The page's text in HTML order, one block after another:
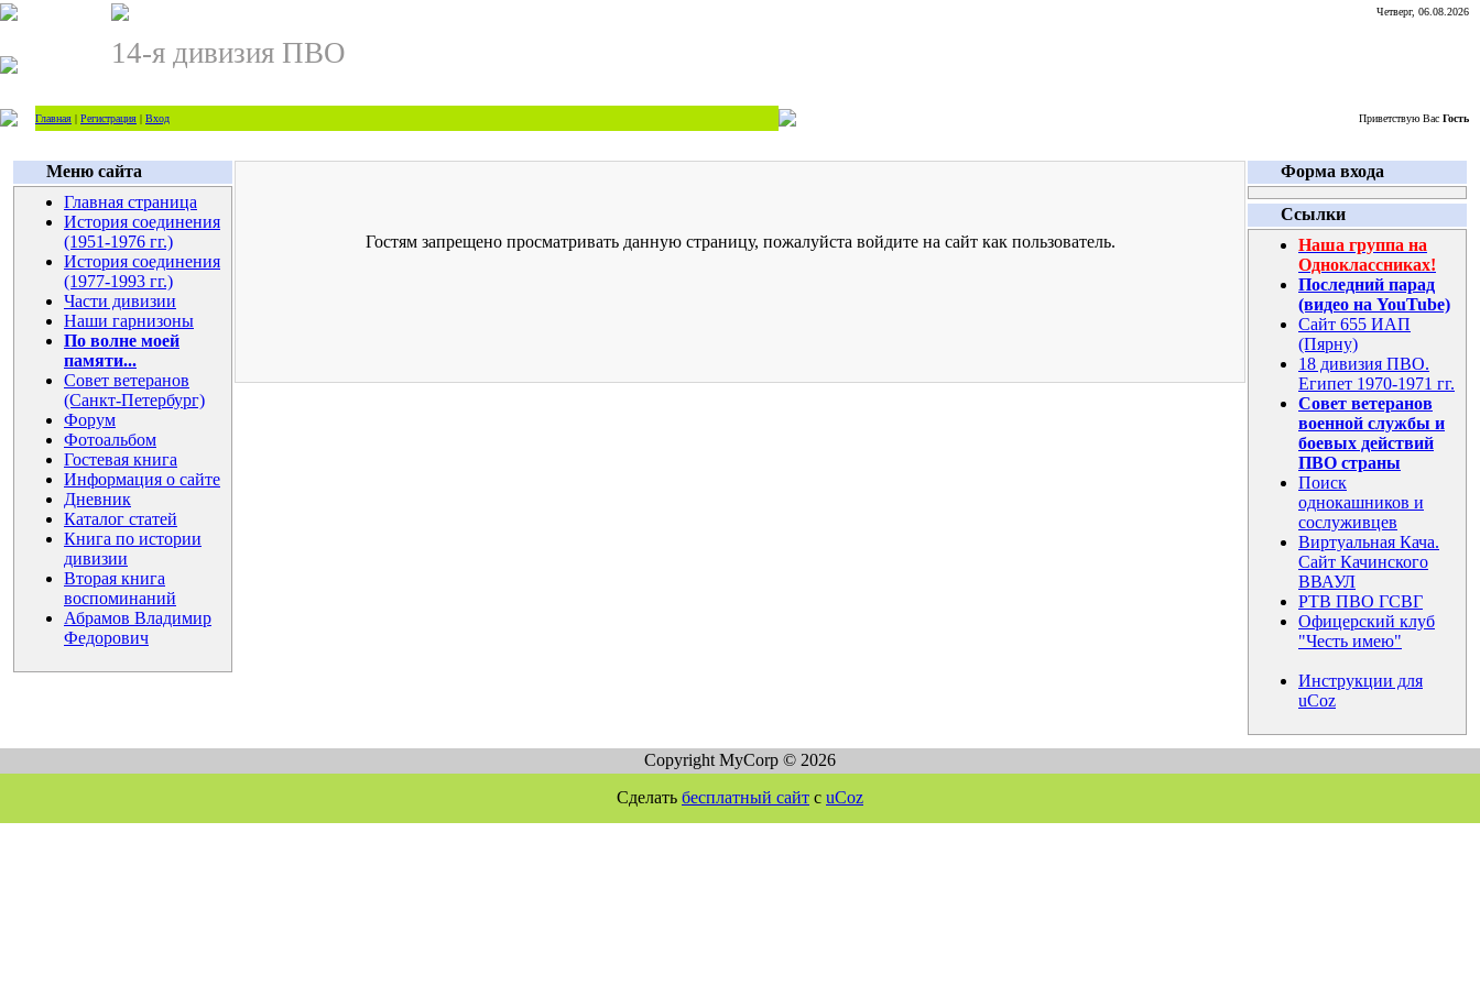
Четверг, 06.08.2026
14-я дивизия ПВО
Главная | Регистрация | Вход Приветствую Вас Гость
Меню сайта
Главная страница
История соединения
(1951-1976 гг.)
История соединения
(1977-1993 гг.)
Части дивизии
Наши гарнизоны
По волне моей
памяти...
Совет ветеранов
(Санкт-Петербург)
Форум
Фотоальбом
Гостевая книга
Информация о сайте
Дневник
Каталог статей
Книга по истории
дивизии
Вторая книга
воспоминаний
Абрамов Владимир
Федорович
Гостям запрещено просматривать данную страницу, пожалуйста войдите на сайт как пользователь.
Форма входа
Ссылки
Наша группа на
Одноклассниках!
Последний парад
(видео на YouTube)
Сайт 655 ИАП
(Пярну)
18 дивизия ПВО.
Египет 1970-1971 гг.
Совет ветеранов
военной службы и
боевых действий
ПВО страны
Поиск
однокашников и
сослуживцев
Виртуальная Кача.
Сайт Качинского
ВВАУЛ
РТВ ПВО ГСВГ
Офицерский клуб
"Честь имею"
Инструкции для
uCoz
Copyright MyCorp © 2026
Сделать бесплатный сайт с uCoz